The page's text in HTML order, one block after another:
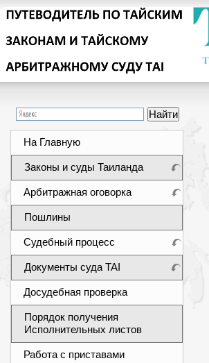
На Главную
Законы и суды Таиланда
Арбитражная оговорка
Пошлины
Судебный процесс
Документы суда TAI
Досудебная проверка
Порядок получения
Исполнительных листов
Работа с приставами